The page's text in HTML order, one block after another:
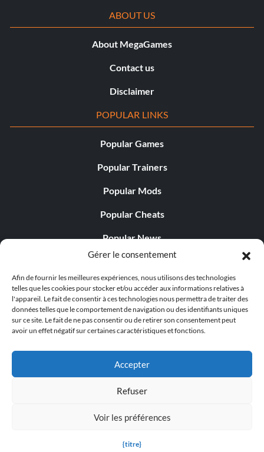
Gérer le consentement
Afin de fournir les meilleures expériences, nous utilisons des technologies
telles que les cookies pour stocker et/ou accéder aux informations relatives à
l'appareil. Le fait de consentir à ces technologies nous permettra de traiter des
données telles que le comportement de navigation ou des identifiants uniques
sur ce site. Le fait de ne pas consentir ou de retirer son consentement peut
avoir un effet négatif sur certaines caractéristiques et fonctions.
Accepter
Refuser
Voir les préférences
{titre}
ABOUT US
About MegaGames
Contact us
Disclaimer
POPULAR LINKS
Popular Games
Popular Trainers
Popular Mods
Popular Cheats
Popular News
Popular Editorials
Popular Free Games
LATEST UPDATES
© 1998 - 2026 MegaGames.com All rights reserved
Settings